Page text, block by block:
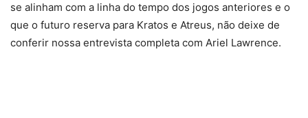
se alinham com a linha do tempo dos jogos anteriores e o
que o futuro reserva para Kratos e Atreus, não deixe de
conferir nossa entrevista completa com Ariel Lawrence.